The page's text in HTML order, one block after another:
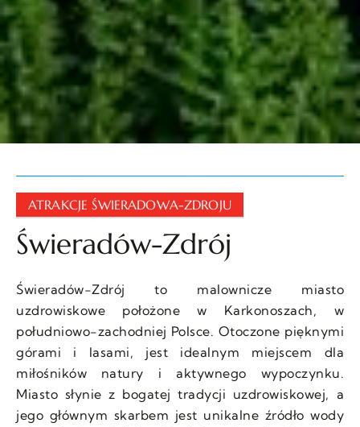
ATRAKCJE ŚWIERADOWA-ZDROJU
Świeradów-Zdrój
Świeradów-Zdrój to malownicze miasto
uzdrowiskowe położone w Karkonoszach, w
południowo-zachodniej Polsce. Otoczone pięknymi
górami i lasami, jest idealnym miejscem dla
miłośników natury i aktywnego wypoczynku.
Miasto słynie z bogatej tradycji uzdrowiskowej, a
jego głównym skarbem jest unikalne źródło wody